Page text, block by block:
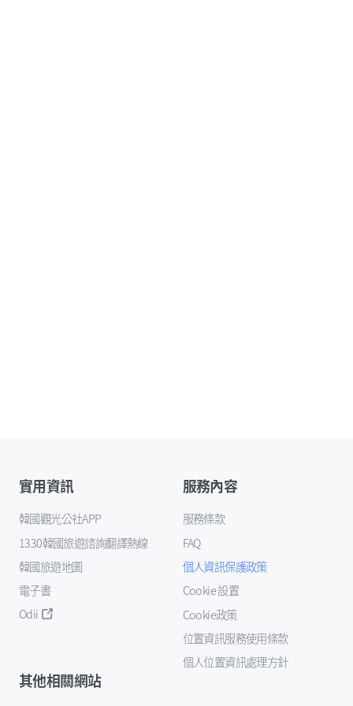
實用資訊
韓國觀光公社APP
1330韓國旅遊諮詢翻譯熱線
韓國旅遊地圖
電子書
Odii
服務內容
服務條款
FAQ
個人資訊保護政策
Cookie 設置
Cookie政策
位置資訊服務使用條款
個人位置資訊處理方針
其他相關網站